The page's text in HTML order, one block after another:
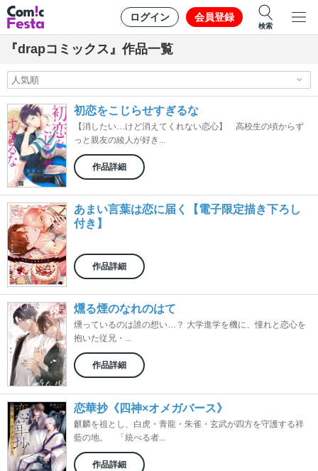
ログイン 会員登録
検索
『drapコミックス』作品一覧
初恋をこじらせすぎるな
【消したい…けど消えてくれない恋心】 高校生の頃からず
っと親友の綾人が好き...
作品詳細
あまい言葉は恋に届く【電子限定描き下ろし
付き】
作品詳細
燻る煙のなれのはて
燻っているのは誰の想い…？ 大学進学を機に、憧れと恋心を
抱いた従兄・...
作品詳細
恋華抄《四神×オメガバース》
麒麟を祖とし、白虎・青龍・朱雀・玄武が四方を守護する祥
藍の地。 「統べる者...
作品詳細